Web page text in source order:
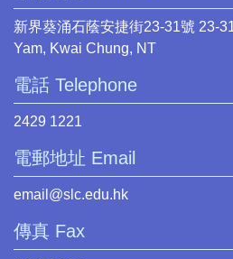
新界葵涌石蔭安捷街23-31號 23-
Yam, Kwai Chung, NT
電話 Telephone
2429 1221
電郵地址 Email
email@slc.edu.hk
傳真 Fax